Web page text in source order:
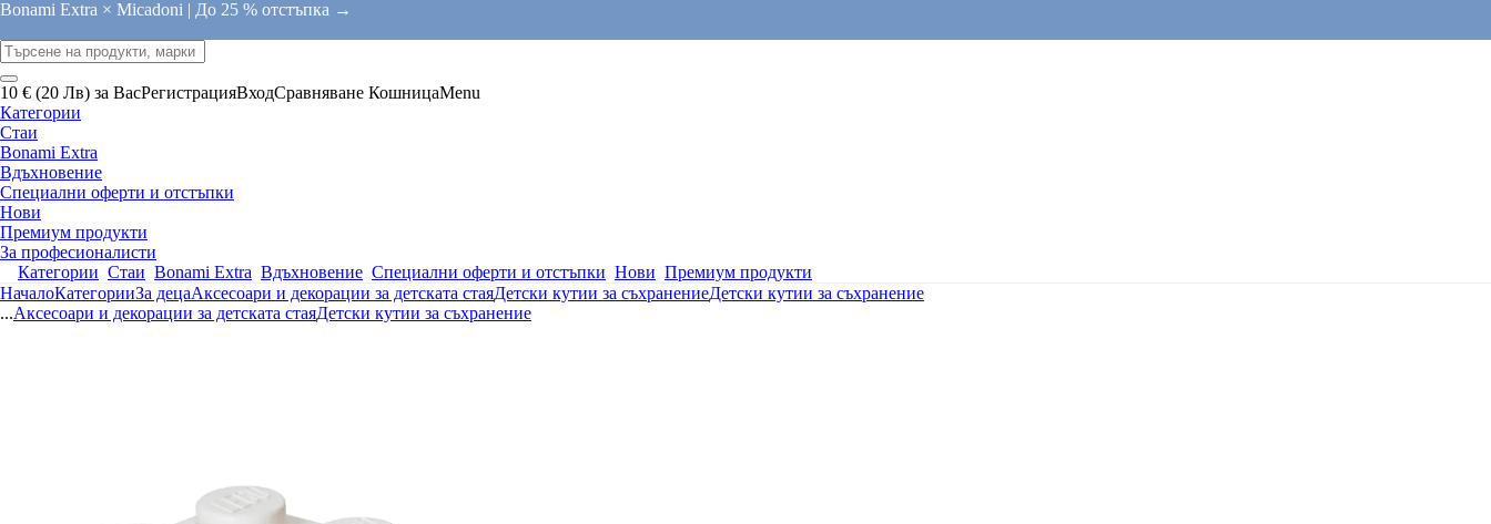
Bonami Extra × Micadoni | До 25 % отстъпка →
10 € (20 Лв) за ВасРегистрацияВходСравняване КошницаMenu
Категории
Стаи
Bonami Extra
Вдъхновение
Специални оферти и отстъпки
Нови
Премиум продукти
За професионалисти
Категории Стаи Bonami Extra Вдъхновение Специални оферти и отстъпки Нови Премиум продукти
НачалоКатегорииЗа децаАксесоари и декорации за детската стаяДетски кутии за съхранениеДетски кутии за съхранение
...Аксесоари и декорации за детската стаяДетски кутии за съхранение